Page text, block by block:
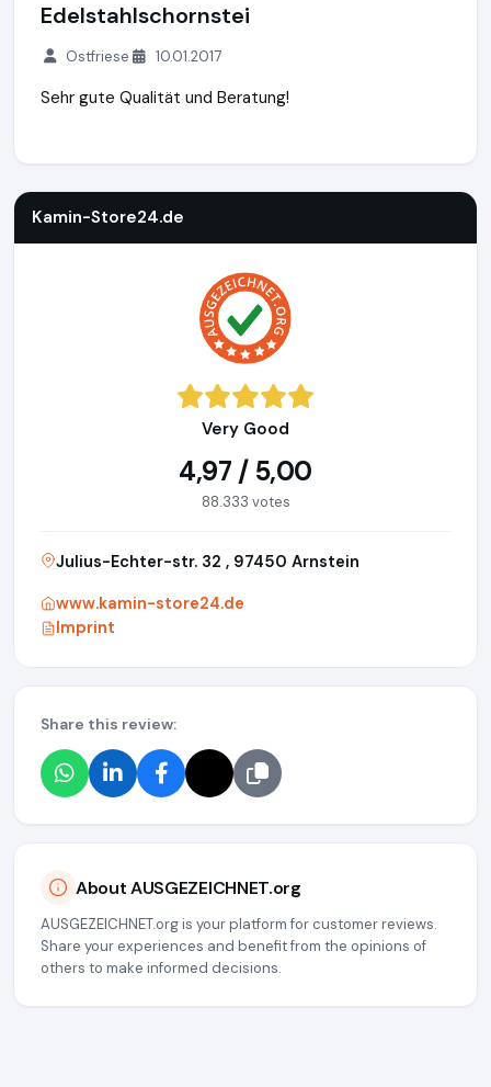
Edelstahlschornstei
Ostfriese 10.01.2017
Sehr gute Qualität und Beratung!
Kamin-Store24.de
Very Good
4,97 / 5,00
88.333 votes
Julius-Echter-str. 32 , 97450 Arnstein
www.kamin-store24.de
Imprint
Share this review:
About AUSGEZEICHNET.org
AUSGEZEICHNET.org is your platform for customer reviews.
Share your experiences and benefit from the opinions of
others to make informed decisions.